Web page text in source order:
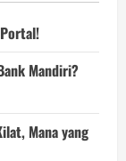
Mandiri?
Mana yang